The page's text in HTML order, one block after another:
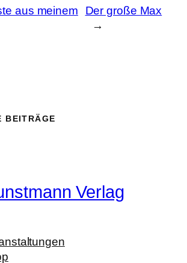
aus meinem
Der große Max
→
BEITRÄGE
Verlag